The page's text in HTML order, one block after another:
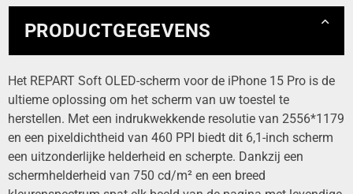
PRODUCTGEGEVENS
Het REPART Soft OLED-scherm voor de iPhone 15 Pro is de
ultieme oplossing om het scherm van uw toestel te
herstellen. Met een indrukwekkende resolutie van 2556*1179
en een pixeldichtheid van 460 PPI biedt dit 6,1-inch scherm
een ​​uitzonderlijke helderheid en scherpte. Dankzij een
schermhelderheid van 750 cd/m² en een breed